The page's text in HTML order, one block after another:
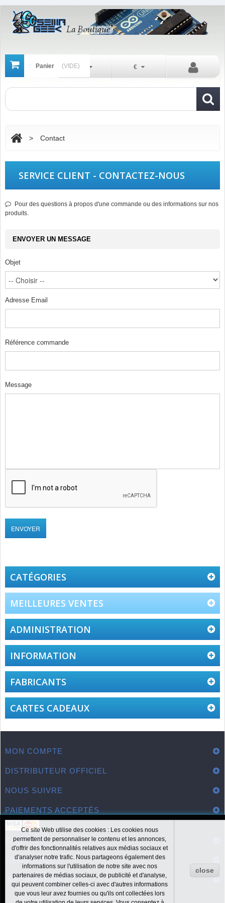
Panier (VIDE) €
Fr
> Contact
SERVICE CLIENT - CONTACTEZ-NOUS
Pour des questions à propos d'une commande ou des informations sur nos
produits.
ENVOYER UN MESSAGE
Objet
Adresse Email
Référence commande
Message
CATÉGORIES
MEILLEURES VENTES
ADMINISTRATION
INFORMATION
FABRICANTS
CARTES CADEAUX
MON COMPTE
DISTRIBUTEUR OFFICIEL
NOUS SUIVRE
PAIEMENTS ACCEPTÉS
CONTACT
Ce site Web utilise des cookies : Les cookies nous
permettent de personnaliser le contenu et les annonces,
d'offrir des fonctionnalités relatives aux médias sociaux et
d'analyser notre trafic. Nous partageons également des
informations sur l'utilisation de notre site avec nos
partenaires de médias sociaux, de publicité et d'analyse,
qui peuvent combiner celles-ci avec d'autres informations
que vous leur avez fournies ou qu'ils ont collectées lors
close
LIENS UTILES
INFORMATIONS